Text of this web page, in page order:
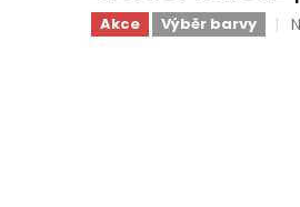
Akce Výběr barvy